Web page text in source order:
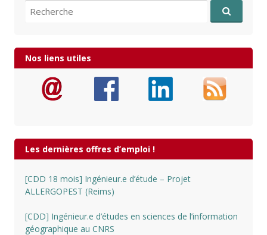
Recherche pour:
Nos liens utiles
Les dernières offres d’emploi !
[CDD 18 mois] Ingénieur.e d’étude – Projet
ALLERGOPEST (Reims)
[CDD] Ingénieur.e d’études en sciences de l’information
géographique au CNRS